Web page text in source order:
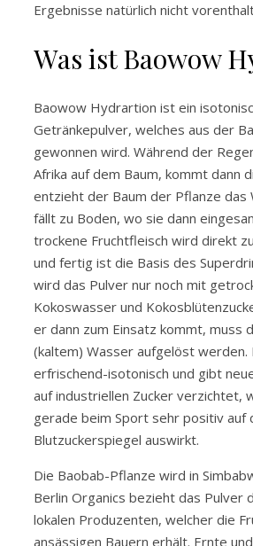
Ergebnisse natürlich nicht
Was ist Baowow
Baowow Hydrartion ist ein
Getränkepulver, welches aus der
gewonnen wird. Während der
Afrika auf dem Baum, kommt dann
entzieht der Baum der Pflanze das
fällt zu Boden, wo sie dann
trockene Fruchtfleisch wird direkt
und fertig ist die Basis des
wird das Pulver nur noch mit
Kokoswasser und
er dann zum Einsatz kommt, muss
(kaltem) Wasser aufgelöst werden.
erfrischend-isotonisch und gibt
auf industriellen Zucker verzichtet,
gerade beim Sport sehr positiv auf
Blutzuckerspiegel auswirkt.
Die Baobab-Pflanze wird in
Berlin Organics bezieht das Pulver
lokalen Produzenten, welcher die
ansässigen Bauern erhält. Ernte